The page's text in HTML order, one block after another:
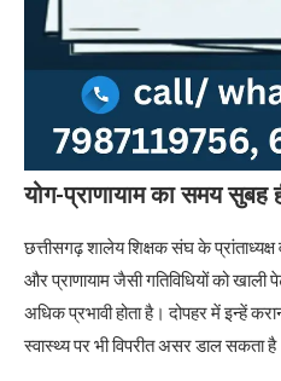
योग-प्राणायाम का समय सुबह
छत्तीसगढ़ शालेय शिक्षक संघ के प्रांताध्यक्ष
और प्राणायाम जैसी गतिविधियों को
अधिक प्रभावी होता है। दोपहर में इन्हें
स्वास्थ्य पर भी विपरीत असर डाल सकता